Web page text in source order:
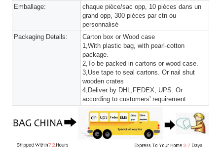
Emballage:
chaque pièce/sac opp, 10 pièces dans un
grand opp, 300 pièces par ctn ou
personnalisé
Packaging Details:
Carton box or Wood case
1,With plastic bag, with pearl-cotton
package.
2,To be packed in cartons or wood case.
3,Use tape to seal cartons. Or nail shut
wooden crates
4,Deliver by DHL,FEDEX, UPS. Or
according to customers' requirement